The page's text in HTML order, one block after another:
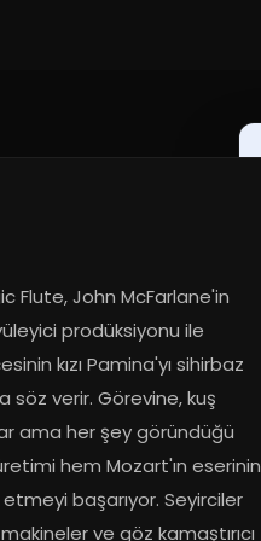
Flute, John McFarlane'in
prodüksiyonu ile
kızı Pamina'yı sihirbaz
söz verir. Görevine, kuş
ama her şey göründüğü
hem Mozart'ın eserinin
başarıyor. Seyirciler
ve göz kamaştırıcı